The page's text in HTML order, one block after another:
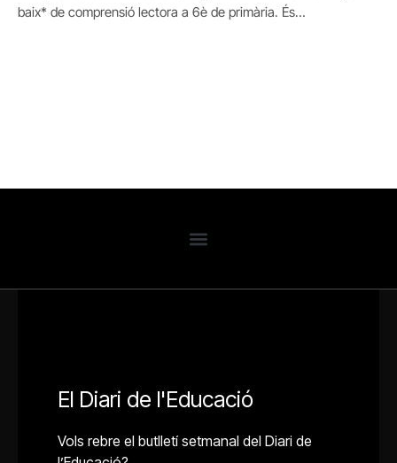
baix* de comprensió lectora a 6è de primària. És…